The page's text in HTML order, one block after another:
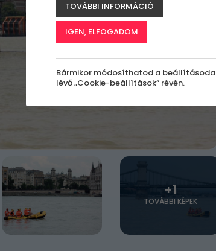
+1
TOVÁBBI KÉPEK
TOVÁBBI INFORMÁCIÓ
IGEN, ELFOGADOM
Bármikor módosíthatod a
lévő „Cookie-beállítások” révén.